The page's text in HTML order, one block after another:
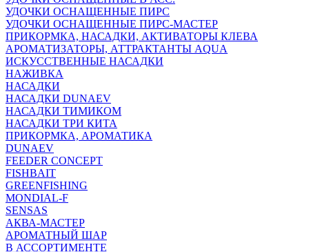
УДОЧКИ ОСНАЩЕННЫЕ ПИРС
УДОЧКИ ОСНАЩЕННЫЕ ПИРС-МАСТЕР
ПРИКОРМКА, НАСАДКИ, АКТИВАТОРЫ КЛЕВА
АРОМАТИЗАТОРЫ, АТТРАКТАНТЫ AQUA
ИСКУССТВЕННЫЕ НАСАДКИ
НАЖИВКА
НАСАДКИ
НАСАДКИ DUNAEV
НАСАДКИ ТИМИКОМ
НАСАДКИ ТРИ КИТА
ПРИКОРМКА, АРОМАТИКА
DUNAEV
FEEDER CONCEPT
FISHBAIT
GREENFISHING
MONDIAL-F
SENSAS
АКВА-МАСТЕР
АРОМАТНЫЙ ШАР
В АССОРТИМЕНТЕ